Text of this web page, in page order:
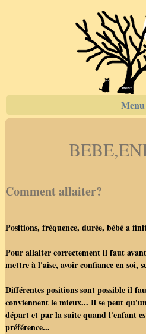
Menu
Comment allaiter?
Positions, fréquence, durée, bébé a
Pour allaiter correctement il faut
mettre à l'aise, avoir confiance en soi,
Différentes positions sont possible il
conviennent le mieux... Il se peut
départ et par la suite quand l'enfant
préférence...